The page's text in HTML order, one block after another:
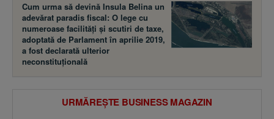
Cum urma să devină Insula Belina un
adevărat paradis fiscal: O lege cu
numeroase facilităţi şi scutiri de taxe,
adoptată de Parlament în aprilie 2019,
a fost declarată ulterior
neconstituţională
URMĂREȘTE BUSINESS MAGAZIN